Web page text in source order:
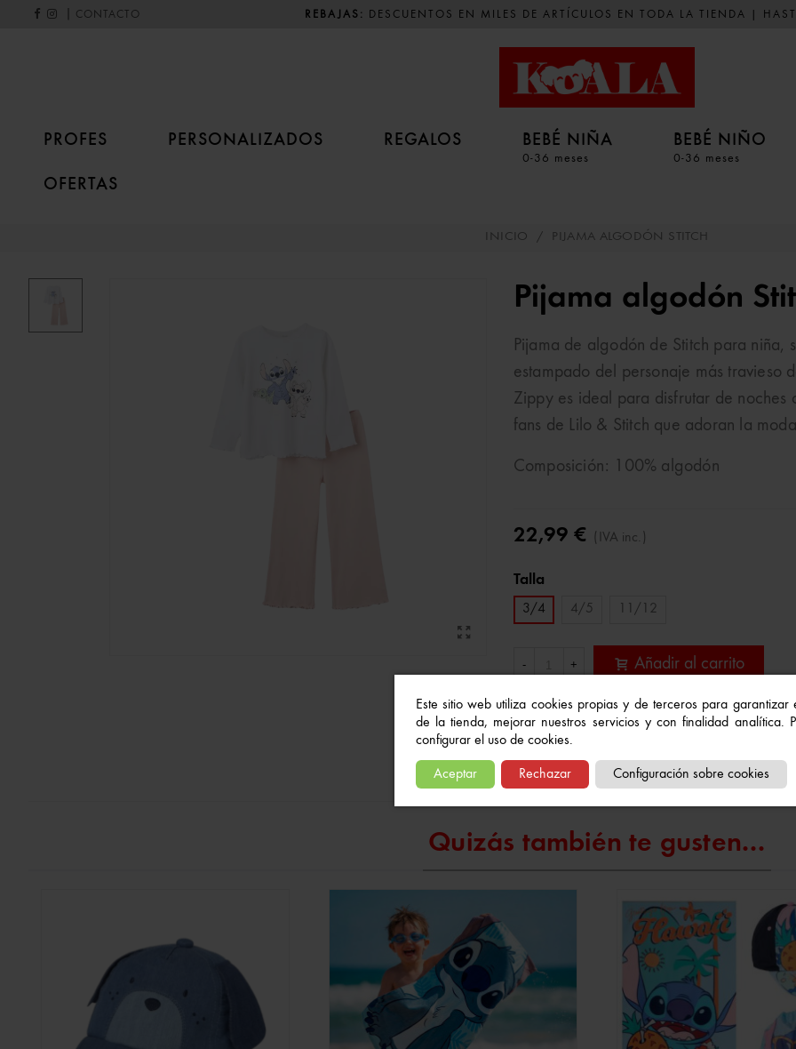
Este sitio web utiliza cookies propias y de terceros para garantizar
de la tienda, mejorar nuestros servicios y con finalidad analítica.
configurar el uso de cookies.
Aceptar Rechazar Configuración sobre cookies
CONTACTO REBAJAS: DESCUENTOS EN MILES DE ARTÍCULOS EN TODA LA TIENDA |
PROFES PERSONALIZADOS REGALOS BEBÉ NIÑA
0-36 meses
BEBÉ NIÑO
0-36 meses
OFERTAS
INICIO / PIJAMA ALGODÓN STITCH
Pijama algodón
Pijama de algodón de Stitch para niña,
estampado del personaje más travieso
Zippy es ideal para disfrutar de noches
fans de Lilo & Stitch que adoran la
Composición: 100% algodón
22,99 € (IVA inc.)
Talla
3/4 4/5 11/12
- + Añadir al carrito
Referencia: 5606812363026
Quizás también te gusten...